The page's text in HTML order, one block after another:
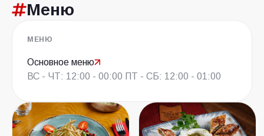
Меню
МЕНЮ
Основное меню
ВС - ЧТ: 12:00 - 00:00 ПТ - СБ: 12:00 - 01:00